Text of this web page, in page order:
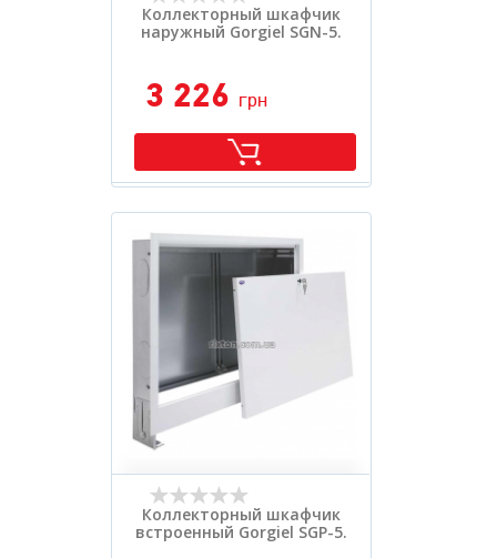
Коллекторный шкафчик
наружный Gorgiel SGN-5.
3 226 грн
Коллекторный шкафчик
встроенный Gorgiel SGP-5.